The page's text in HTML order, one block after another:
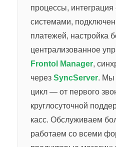
процессы, интеграция
системами,
платежей, настройка
централизованное
Frontol Manager,
через SyncServer. Мы
цикл — от первого
круглосуточной
касс. Обслуживаем
работаем со всеми